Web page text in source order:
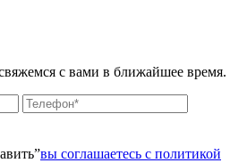
с вами в ближайшее время.
вы соглашаетесь с политикой